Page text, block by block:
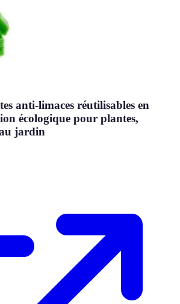
anti-limaces réutilisables en
écologique pour plantes,
jardin